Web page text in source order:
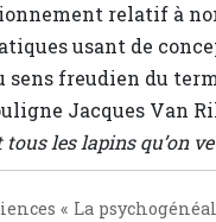
relatif à
usant de
freudien du
Jacques Van
les lapins qu’on
« La